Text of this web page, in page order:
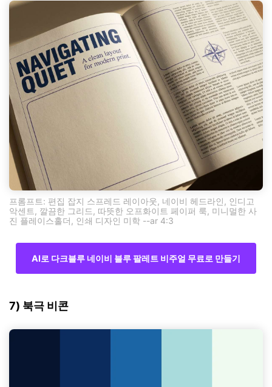
프롬프트: 편집 잡지 스프레드 레이아웃, 네이비 헤드라인, 인디고
악센트, 깔끔한 그리드, 따뜻한 오프화이트 페이퍼 룩, 미니멀한 사
진 플레이스홀더, 인쇄 디자인 미학 --ar 4:3
AI로 다크블루 네이비 블루 팔레트 비주얼 무료로 만들기
7) 북극 비콘